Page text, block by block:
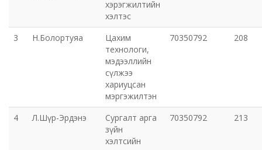
хэрэгжилтийн
хэлтэс
3 Н.Болортуяа
Цахим
технологи,
мэдээллийн
сүлжээ
хариуцсан
мэргэжилтэн
70350792 208
4 Л.Шүр-Эрдэнэ
Сургалт арга
зүйн
хэлтсийн
70350792 213